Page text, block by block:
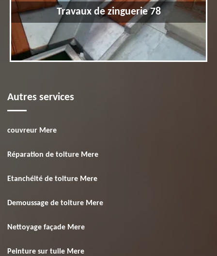
Travaux de zinguerie 78
Autres services
couvreur Mere
Réparation de toiture Mere
Etanchéité de toiture Mere
Demoussage de toiture Mere
Nettoyage façade Mere
Peinture sur tuile Mere